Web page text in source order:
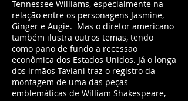
Tennessee Williams, especialmente na
relação entre os personagens Jasmine,
Ginger e Augie. Mas o diretor americano
também ilustra outros temas, tendo
como pano de fundo a recessão
econômica dos Estados Unidos. Já o longa
dos irmãos Taviani traz o registro da
montagem de uma das peças
emblemáticas de William Shakespeare,